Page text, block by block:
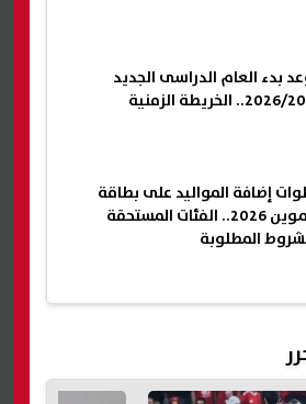
بدء العام الدراسى الجديد
الخريطة الزمنية
إضافة المواليد على بطاقة
التموين 2026.. الفئات المستحقة
المطلوبة